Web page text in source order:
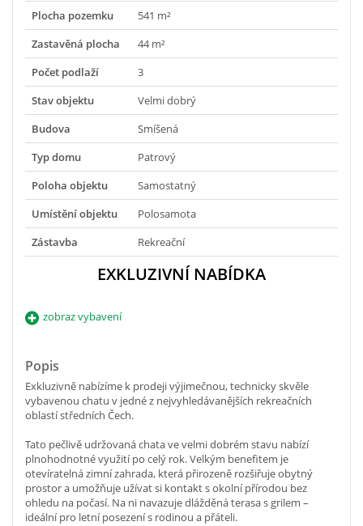
Plocha pozemku
541 m²
Zastavěná plocha
44 m²
Počet podlaží
3
Stav objektu
Velmi dobrý
Budova
Smíšená
Typ domu
Patrový
Poloha objektu
Samostatný
Umístění objektu
Polosamota
Zástavba
Rekreační
EXKLUZIVNÍ NABÍDKA
zobraz vybavení
Popis
Exkluzivně nabízíme k prodeji výjimečnou, technicky skvěle
vybavenou chatu v jedné z nejvyhledávanějších rekreačních
oblastí středních Čech.
Tato pečlivě udržovaná chata ve velmi dobrém stavu nabízí
plnohodnotné využití po celý rok. Velkým benefitem je
otevíratelná zimní zahrada, která přirozeně rozšiřuje obytný
prostor a umožňuje užívat si kontakt s okolní přírodou bez
ohledu na počasí. Na ni navazuje dlážděná terasa s grilem –
ideální pro letní posezení s rodinou a přáteli.